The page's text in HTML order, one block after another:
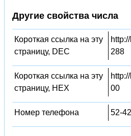
Другие свойства числа
Короткая ссылка на эту
страницу, DEC
288
Короткая ссылка на эту
страницу, HEX
00
Номер телефона 52-